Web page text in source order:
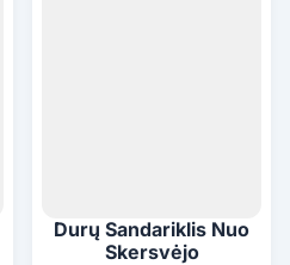
Durų Sandariklis Nuo
Skersvėjo